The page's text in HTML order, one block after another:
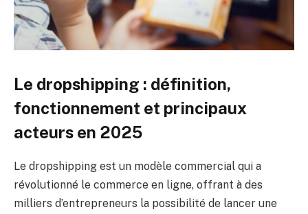
Le dropshipping : définition,
fonctionnement et principaux
acteurs en 2025
Le dropshipping est un modèle commercial qui a
révolutionné le commerce en ligne, offrant à des
milliers d’entrepreneurs la possibilité de lancer une